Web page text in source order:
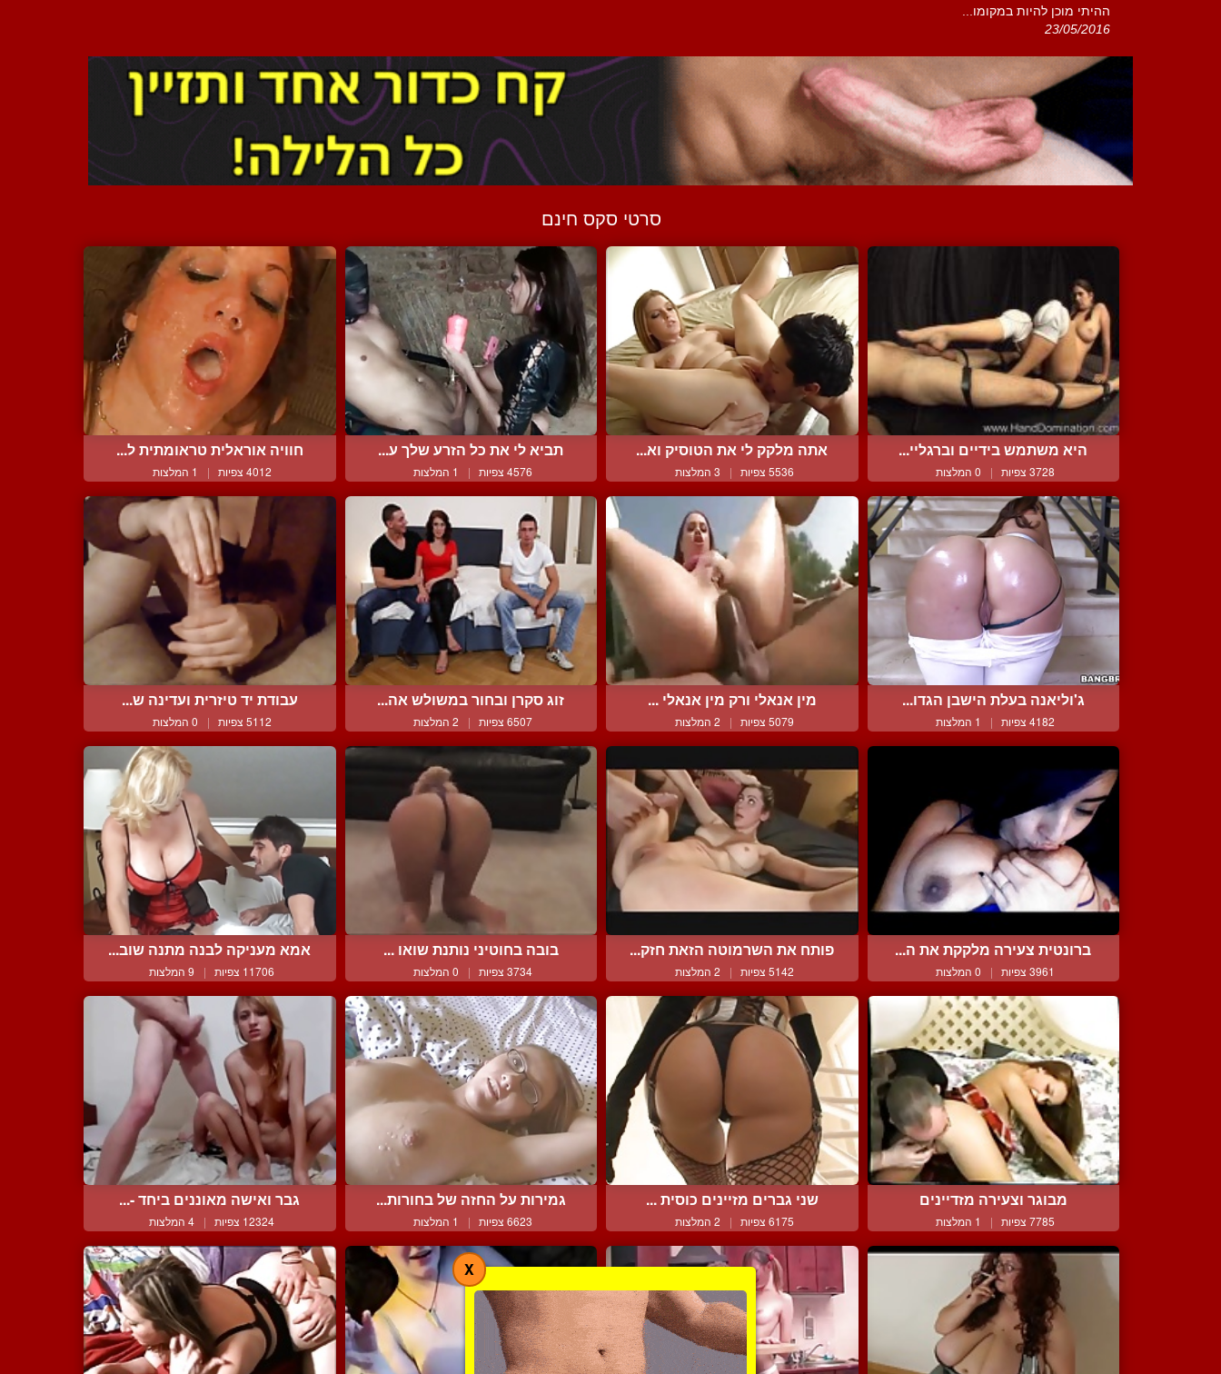
ההיתי מוכן להיות במקומו...
23/05/2016
סרטי סקס חינם
היא משתמש בידיים וברגליי...
3728 צפיות | 0 המלצות
אתה מלקק לי את הטוסיק וא...
5536 צפיות | 3 המלצות
תביא לי את כל הזרע שלך ע...
4576 צפיות | 1 המלצות
חוויה אוראלית טראומתית ל...
4012 צפיות | 1 המלצות
ג'וליאנה בעלת הישבן הגדו...
4182 צפיות | 1 המלצות
מין אנאלי ורק מין אנאלי ...
5079 צפיות | 2 המלצות
זוג סקרן ובחור במשולש אה...
6507 צפיות | 2 המלצות
עבודת יד טיזרית ועדינה ש...
5112 צפיות | 0 המלצות
ברונטית צעירה מלקקת את ה...
3961 צפיות | 0 המלצות
פותח את השרמוטה הזאת חזק...
5142 צפיות | 2 המלצות
בובה בחוטיני נותנת שואו ...
3734 צפיות | 0 המלצות
אמא מעניקה לבנה מתנה שוב...
11706 צפיות | 9 המלצות
מבוגר וצעירה מזדיינים
7785 צפיות | 1 המלצות
שני גברים מזיינים כוסית ...
6175 צפיות | 2 המלצות
גמירות על החזה של בחורות...
6623 צפיות | 1 המלצות
גבר ואישה מאוננים ביחד -...
12324 צפיות | 4 המלצות
X